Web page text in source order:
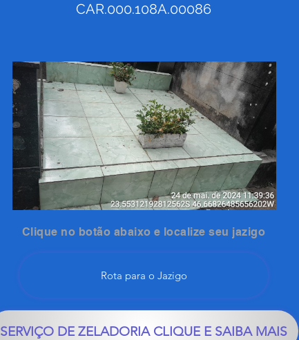
CAR.000.108A.00086
Clique no botão abaixo e localize seu jazigo
Rota para o Jazigo
SERVIÇO DE ZELADORIA CLIQUE E SAIBA MAIS